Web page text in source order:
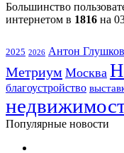
Большинство
интернетом в 1816 на
2025 2026 Антон Глушков
Метриум Москва
благоустройство
Популярные новости